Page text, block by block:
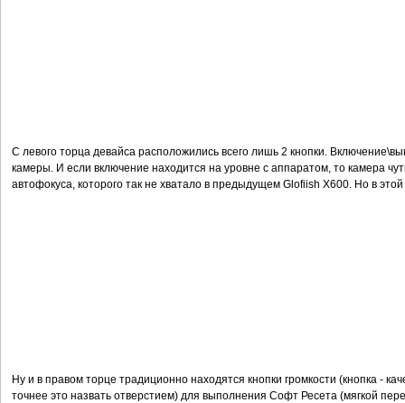
С левого торца девайса расположились всего лишь 2 кнопки.
камеры. И если включение находится на уровне с аппаратом, то камера
автофокуса, которого так не хватало в предыдущем Glofiish X600. Но в этой
Ну и в правом торце традиционно находятся кнопки громкости (кнопка -
точнее это назвать отверстием) для выполнения Софт Ресета (мягкой